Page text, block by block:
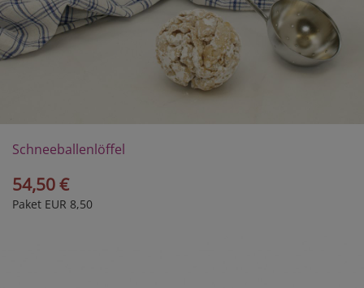
Schneeballenlöffel
54,50 €
Paket EUR 8,50